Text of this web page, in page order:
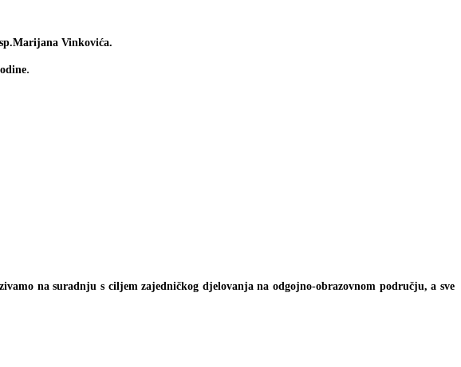
Vinkovića.
.
na suradnju s ciljem zajedničkog djelovanja na odgojno-obrazovnom području, a sve